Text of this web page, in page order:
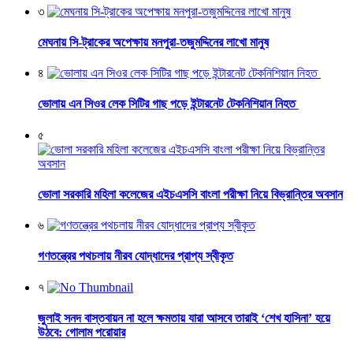
৩
মেঘনায় সি-ট্রাকের অপেক্ষায় মনপুরা-তজুমদ্দিনের লাখো মানুষ
৪
ভোলায় এন সিওর লেক সিটির গাছ পড়ে ইন্টারনেট টেকনিশিয়ান নিহত
৫
ভোলা সরকারি মহিলা কলেজের এইচএসসি বাংলা পরীক্ষা নিয়ে বিভ্রান্তির অবসান
৬
গণতন্ত্রের পথচলায় নীরব যোদ্ধাদের প্রাপ্য স্বীকৃত
৭
জুলাই সনদ বাস্তবায়ন না হলে ক্ষমতায় যারা আসবে তারাই ‘শেখ হাসিনা’ হয়ে
উঠবে: গোলাম পরোয়ার